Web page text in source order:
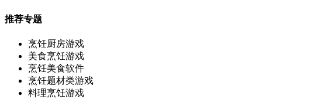
推荐专题
烹饪厨房游戏
美食烹饪游戏
烹饪美食软件
烹饪题材类游戏
料理烹饪游戏